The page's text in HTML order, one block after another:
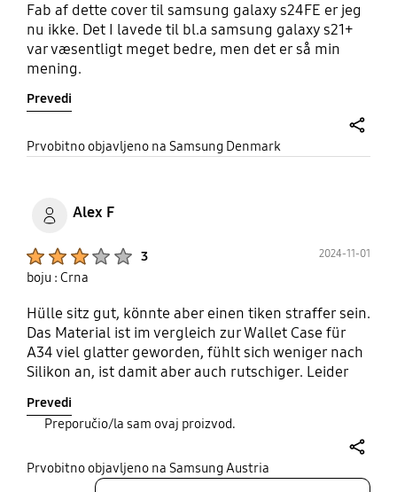
Fab af dette cover til samsung galaxy s24FE er jeg
nu ikke. Det I lavede til bl.a samsung galaxy s21+
var væsentligt meget bedre, men det er så min
mening.
Prevedi
Prvobitno objavljeno na Samsung Denmark
Alex F
3 2024-11-01
boju : Crna
Hülle sitz gut, könnte aber einen tiken straffer sein.
Das Material ist im vergleich zur Wallet Case für
A34 viel glatter geworden, fühlt sich weniger nach
Silikon an, ist damit aber auch rutschiger. Leider
weggelassen, somit bleibt das Cover nicht von
selbst geschlossen wenn man es gerade lange
Prevedi
Preporučio/la sam ovaj proizvod.
Prvobitno objavljeno na Samsung Austria